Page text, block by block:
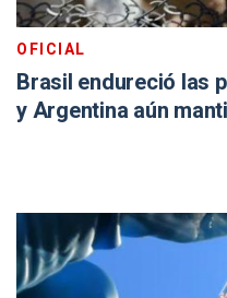
OFICIAL
Brasil endureció las
y Argentina aún